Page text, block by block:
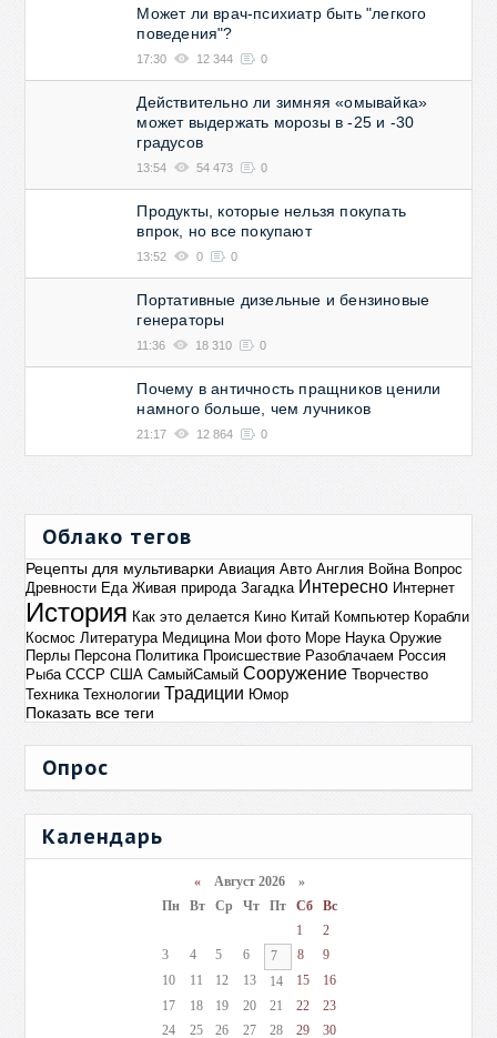
Может ли врач-психиатр быть "легкого
поведения"?
17:30 12 344 0
Действительно ли зимняя «омывайка»
может выдержать морозы в -25 и -30
градусов
13:54 54 473 0
Продукты, которые нельзя покупать
впрок, но все покупают
13:52 0 0
Портативные дизельные и бензиновые
генераторы
11:36 18 310 0
Почему в античность пращников ценили
намного больше, чем лучников
21:17 12 864 0
Облако тегов
Рецепты для мультиварки Авиация Авто Англия Война Вопрос
Древности Еда Живая природа Загадка Интересно Интернет
История Как это делается Кино Китай Компьютер Корабли
Космос Литература Медицина Мои фото Море Наука Оружие
Перлы Персона Политика Происшествие Разоблачаем Россия
Рыба СССР США СамыйСамый Сооружение Творчество
Техника Технологии Традиции Юмор
Показать все теги
Опрос
Календарь
«Август 2026 »
Пн
Вт Ср Чт Пт Сб
Вс
1
2
3
4 5 6 7 8
9
10
11 12 13 14 15
16
17
18 19 20 21 22
23
24
25 26 27 28 29 30